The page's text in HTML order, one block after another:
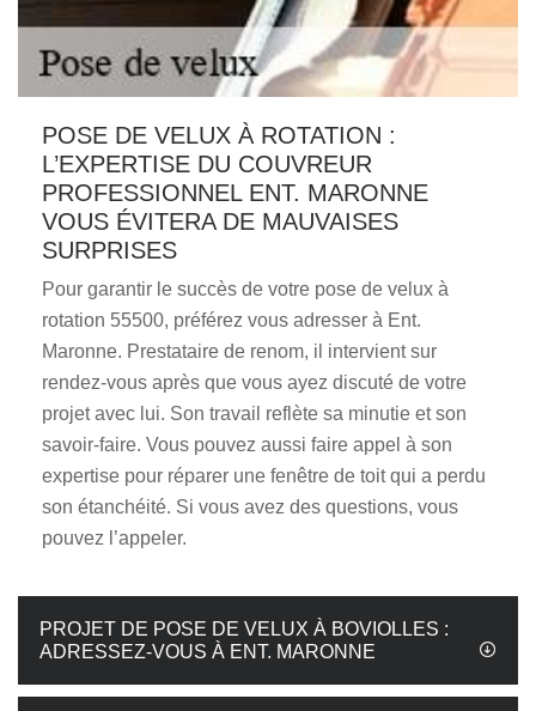
POSE DE VELUX À ROTATION :
L’EXPERTISE DU COUVREUR
PROFESSIONNEL ENT. MARONNE
VOUS ÉVITERA DE MAUVAISES
SURPRISES
Pour garantir le succès de votre pose de velux à
rotation 55500, préférez vous adresser à Ent.
Maronne. Prestataire de renom, il intervient sur
rendez-vous après que vous ayez discuté de votre
projet avec lui. Son travail reflète sa minutie et son
savoir-faire. Vous pouvez aussi faire appel à son
expertise pour réparer une fenêtre de toit qui a perdu
son étanchéité. Si vous avez des questions, vous
pouvez l’appeler.
PROJET DE POSE DE VELUX À BOVIOLLES :
ADRESSEZ-VOUS À ENT. MARONNE